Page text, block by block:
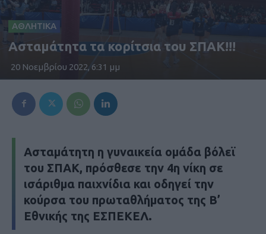
ΑΘΛΗΤΙΚΑ
Ασταμάτητα τα κορίτσια του ΣΠΑΚ!!!
20 Νοεμβρίου 2022, 6:31 μμ
Ασταμάτητη η γυναικεία ομάδα βόλεϊ
του ΣΠΑΚ, πρόσθεσε την 4η νίκη σε
ισάριθμα παιχνίδια και οδηγεί την
κούρσα του πρωταθλήματος της Β’
Εθνικής της ΕΣΠΕΚΕΛ.